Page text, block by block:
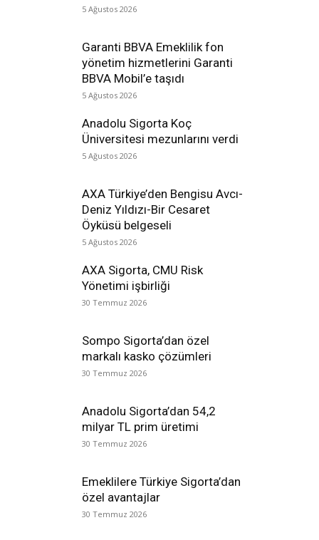
5 Ağustos 2026
Garanti BBVA Emeklilik fon
yönetim hizmetlerini Garanti
BBVA Mobil’e taşıdı
5 Ağustos 2026
Anadolu Sigorta Koç
Üniversitesi mezunlarını verdi
5 Ağustos 2026
AXA Türkiye’den Bengisu Avcı-
Deniz Yıldızı-Bir Cesaret
Öyküsü belgeseli
5 Ağustos 2026
AXA Sigorta, CMU Risk
Yönetimi işbirliği
30 Temmuz 2026
Sompo Sigorta’dan özel
markalı kasko çözümleri
30 Temmuz 2026
Anadolu Sigorta’dan 54,2
milyar TL prim üretimi
30 Temmuz 2026
Emeklilere Türkiye Sigorta’dan
özel avantajlar
30 Temmuz 2026